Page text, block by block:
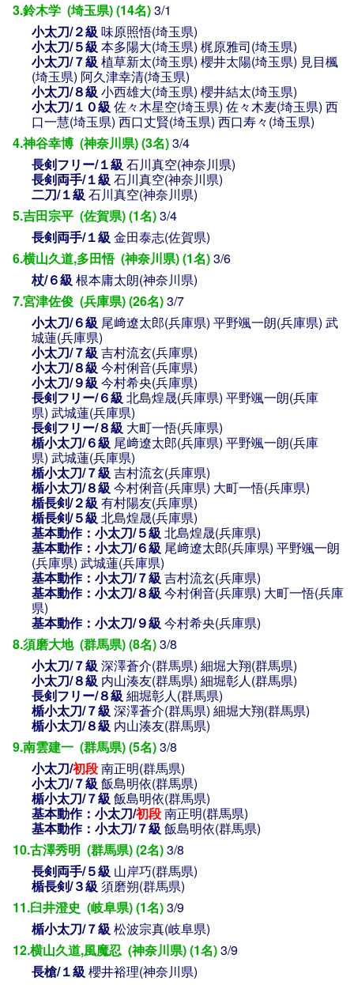
3.鈴木学 (埼玉県) (14名)3/1
小太刀/２級 味原照悟(埼玉県)
小太刀/５級 本多陽大(埼玉県) 梶原雅司(埼玉県)
小太刀/７級 植草新太(埼玉県) 櫻井太陽(埼玉県) 見目楓
(埼玉県) 阿久津幸清(埼玉県)
小太刀/８級 小西雄大(埼玉県) 櫻井結太(埼玉県)
小太刀/１０級 佐々木星空(埼玉県) 佐々木麦(埼玉県) 西
口一慧(埼玉県) 西口丈賢(埼玉県) 西口寿々(埼玉県)
4.神谷幸博 (神奈川県) (3名)3/4
長剣フリー/１級 石川真空(神奈川県)
長剣両手/１級 石川真空(神奈川県)
二刀/１級 石川真空(神奈川県)
5.吉田宗平 (佐賀県) (1名)3/4
長剣両手/１級 金田泰志(佐賀県)
6.横山久道,多田悟 (神奈川県) (1名)3/6
杖/６級 根本庸太朗(神奈川県)
7.宮津佐俊 (兵庫県) (26名)3/7
小太刀/６級 尾﨑遼太郎(兵庫県) 平野颯一朗(兵庫県) 武
城蓮(兵庫県)
小太刀/７級 吉村流玄(兵庫県)
小太刀/８級 今村俐音(兵庫県)
小太刀/９級 今村希央(兵庫県)
長剣フリー/６級 北島煌晟(兵庫県) 平野颯一朗(兵庫
県) 武城蓮(兵庫県)
長剣フリー/８級 大町一悟(兵庫県)
楯小太刀/６級 尾﨑遼太郎(兵庫県) 平野颯一朗(兵庫
県) 武城蓮(兵庫県)
楯小太刀/７級 吉村流玄(兵庫県)
楯小太刀/８級 今村俐音(兵庫県) 大町一悟(兵庫県)
楯長剣/２級 有村陽友(兵庫県)
楯長剣/５級 北島煌晟(兵庫県)
基本動作：小太刀/５級 北島煌晟(兵庫県)
基本動作：小太刀/６級 尾﨑遼太郎(兵庫県) 平野颯一朗
(兵庫県) 武城蓮(兵庫県)
基本動作：小太刀/７級 吉村流玄(兵庫県)
基本動作：小太刀/８級 今村俐音(兵庫県) 大町一悟(兵庫
県)
基本動作：小太刀/９級 今村希央(兵庫県)
8.須磨大地 (群馬県) (8名)3/8
小太刀/７級 深澤蒼介(群馬県) 細堀大翔(群馬県)
小太刀/８級 内山湊友(群馬県) 細堀彰人(群馬県)
長剣フリー/８級 細堀彰人(群馬県)
楯小太刀/７級 深澤蒼介(群馬県) 細堀大翔(群馬県)
楯小太刀/８級 内山湊友(群馬県)
9.南雲建一 (群馬県) (5名)3/8
小太刀/初段南正明(群馬県)
小太刀/７級 飯島明依(群馬県)
楯小太刀/７級 飯島明依(群馬県)
基本動作：小太刀/初段南正明(群馬県)
基本動作：小太刀/７級 飯島明依(群馬県)
10.古澤秀明 (群馬県) (2名)3/8
長剣両手/５級 山岸巧(群馬県)
楯長剣/３級 須磨朔(群馬県)
11.臼井澄史 (岐阜県) (1名)3/9
楯小太刀/７級 松波宗真(岐阜県)
12.横山久道,風魔忍 (神奈川県) (1名)3/9
長槍/１級 櫻井裕理(神奈川県)